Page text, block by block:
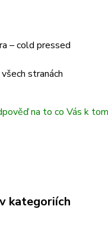
– cold pressed
stranách
na to co Vás k
kategoriích